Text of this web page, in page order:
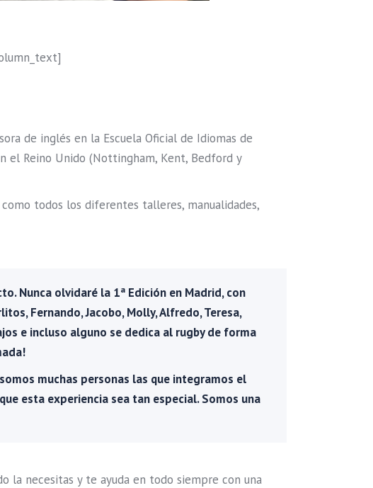
de inglés en la Escuela Oficial de Idiomas de
el Reino Unido (Nottingham, Kent, Bedford y
todos los diferentes talleres, manualidades,
Nunca olvidaré la 1ª Edición en Madrid, con
Fernando, Jacobo, Molly, Alfredo, Teresa,
e incluso alguno se dedica al rugby de forma
muchas personas las que integramos el
esta experiencia sea tan especial. Somos una
la necesitas y te ayuda en todo siempre con una